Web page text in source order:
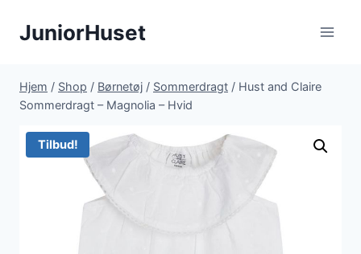
JuniorHuset
Hjem / Shop / Børnetøj / Sommerdragt / Hust and Claire
Sommerdragt – Magnolia – Hvid
Tilbud!